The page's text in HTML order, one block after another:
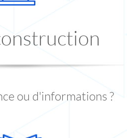
ou d'informations ?